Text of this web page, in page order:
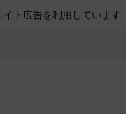
イト広告を利用しています